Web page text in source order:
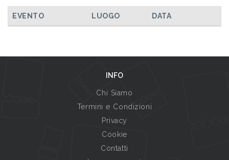
EVENTO LUOGO DATA
INFO
Chi Siamo
Termini e Condizioni
Privacy
Cookie
Contatti